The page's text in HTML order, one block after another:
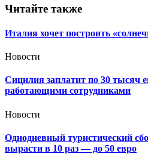
Читайте также
Италия хочет построить
Новости
Сицилия заплатит по 30 тысяч
работающими сотрудниками
Новости
Однодневный туристический
вырасти в 10 раз — до 50 евро